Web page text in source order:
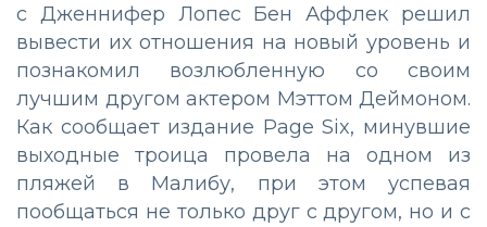
с Дженнифер Лопес Бен Аффлек решил
вывести их отношения на новый уровень и
познакомил возлюбленную со своим
лучшим другом актером Мэттом Деймоном.
Как сообщает издание Page Six, минувшие
выходные троица провела на одном из
пляжей в Малибу, при этом успевая
пообщаться не только друг с другом, но и с